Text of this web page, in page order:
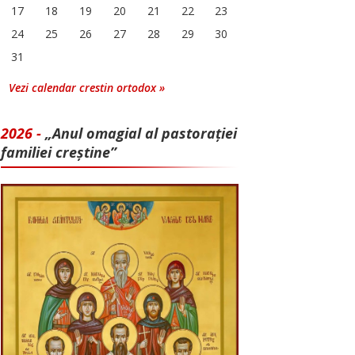
17
18 19 20 21 22
23
24
25 26 27 28 29
30
31
Vezi calendar crestin ortodox »
2026 - „Anul omagial al pastorației
familiei creștine”